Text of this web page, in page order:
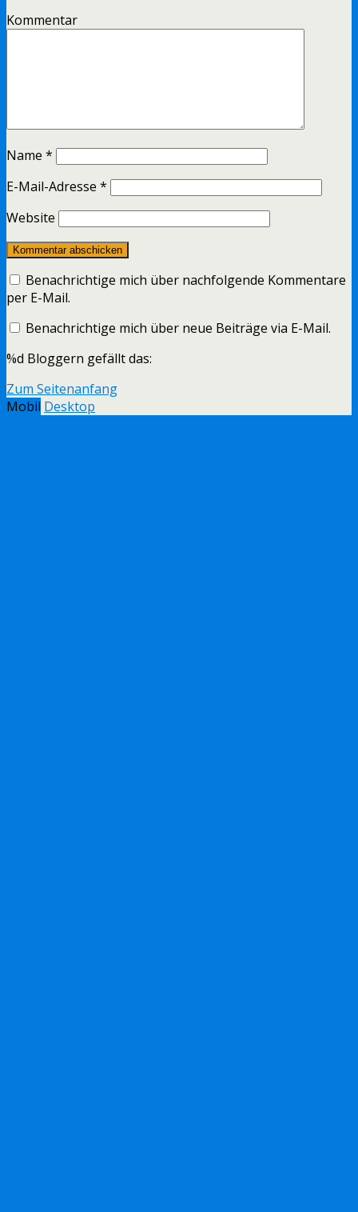
Kommentar
Name *
E-Mail-Adresse *
Website
Benachrichtige mich über nachfolgende Kommentare
per E-Mail.
Benachrichtige mich über neue Beiträge via E-Mail.
%d Bloggern gefällt das:
Zum Seitenanfang
Mobil Desktop